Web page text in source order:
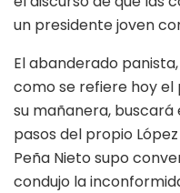
un presidente joven
El abanderado
como se refiere hoy
su mañanera, buscará
pasos del propio
Peña Nieto supo
condujo la